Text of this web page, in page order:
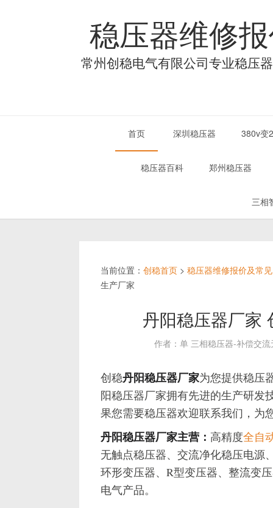
稳压器维修
常州创稳电气有限公司专业稳压
首页 深圳稳压器 380v变
稳压器百科 郑州稳压器
三相
当前位置： 创稳首页 > 稳压器维修报价及常
生产厂家
丹阳稳压器厂家
作者：单 三相稳压器-补偿交
创稳丹阳稳压器厂家为您提供稳压
阳稳压器厂家拥有先进的生产研发
果您需要稳压器欢迎联系我们，为
丹阳稳压器厂家主营： 高精度全自
无触点稳压器、交流净化稳压电源
环形变压器、R型变压器、整流变
电气产品。